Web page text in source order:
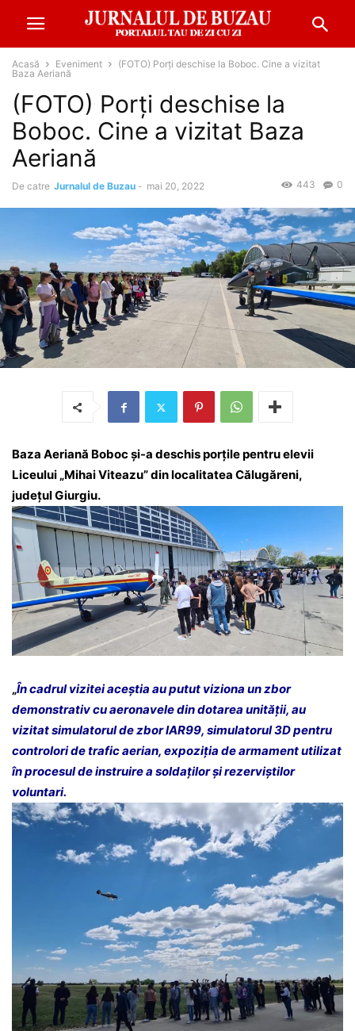
Acasă Eveniment
(FOTO) Porți deschise la Boboc. Cine a vizitat
Baza Aeriană
(FOTO) Porți deschise la
Boboc. Cine a vizitat Baza
Aeriană
De catre Jurnalul de Buzau - mai 20, 2022 0
443
Baza Aeriană Boboc și-a deschis porțile pentru elevii
Liceului „Mihai Viteazu” din localitatea Călugăreni,
județul Giurgiu.
„În cadrul vizitei aceștia au putut viziona un zbor
demonstrativ cu aeronavele din dotarea unității, au
vizitat simulatorul de zbor IAR99, simulatorul 3D pentru
controlori de trafic aerian, expoziția de armament utilizat
în procesul de instruire a soldaților și rezerviștilor
voluntari.